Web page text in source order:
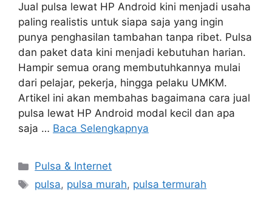
Jual pulsa lewat HP Android kini menjadi usaha
paling realistis untuk siapa saja yang ingin
punya penghasilan tambahan tanpa ribet. Pulsa
dan paket data kini menjadi kebutuhan harian.
Hampir semua orang membutuhkannya mulai
dari pelajar, pekerja, hingga pelaku UMKM.
Artikel ini akan membahas bagaimana cara jual
pulsa lewat HP Android modal kecil dan apa
saja … Baca Selengkapnya
Pulsa & Internet
pulsa, pulsa murah, pulsa termurah